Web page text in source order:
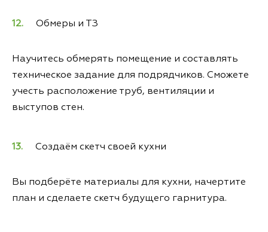
Обмеры и ТЗ
Научитесь обмерять помещение и составлять
техническое задание для подрядчиков. Сможете
учесть расположение труб, вентиляции и
выступов стен.
Создаём скетч своей кухни
Вы подберёте материалы для кухни, начертите
план и сделаете скетч будущего гарнитура.